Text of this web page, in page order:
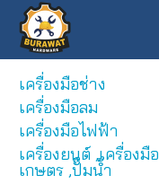
เครื่องมือช่าง
เครื่องมือลม
เครื่องมือไฟฟ้า
เครื่องยนต์ ,เครื่องมือ
เกษตร ,ปั๊มน้ำ